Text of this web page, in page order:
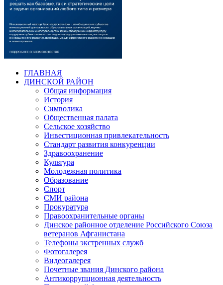
ГЛАВНАЯ
ДИНСКОЙ РАЙОН
Общая информация
История
Символика
Общественная палата
Сельское хозяйство
Инвестиционная привлекательность
Стандарт развития конкуренции
Здравоохранение
Культура
Молодежная политика
Образование
Спорт
СМИ района
Прокуратура
Правоохранительные органы
Динское районное отделение Российского Союза
ветеранов Афганистана
Телефоны экстренных служб
Фотогалерея
Видеогалерея
Почетные звания Динского района
Антикоррупционная деятельность